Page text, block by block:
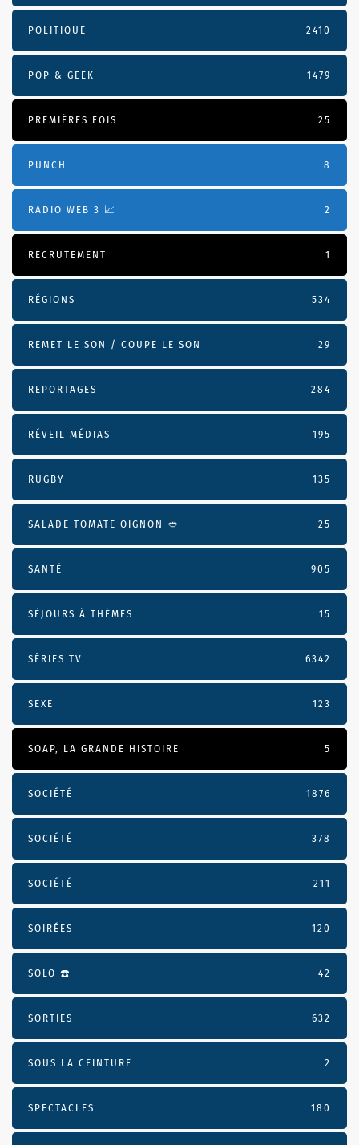
POLITIQUE 2410
POP & GEEK 1479
PREMIÈRES FOIS 25
PUNCH 8
RADIO WEB 3 📈 2
RECRUTEMENT 1
RÉGIONS 534
REMET LE SON / COUPE LE SON 29
REPORTAGES 284
RÉVEIL MÉDIAS 195
RUGBY 135
SALADE TOMATE OIGNON 🥙 25
SANTÉ 905
SÉJOURS À THÈMES 15
SÉRIES TV 6342
SEXE 123
SOAP, LA GRANDE HISTOIRE 5
SOCIÉTÉ 1876
SOCIÉTÉ 378
SOCIÉTÉ 211
SOIRÉES 120
SOLO ☎️ 42
SORTIES 632
SOUS LA CEINTURE 2
SPECTACLES 180